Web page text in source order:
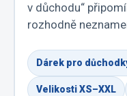
v důchodu“
rozhodně
Dárek pro
Velikosti XS–XXL